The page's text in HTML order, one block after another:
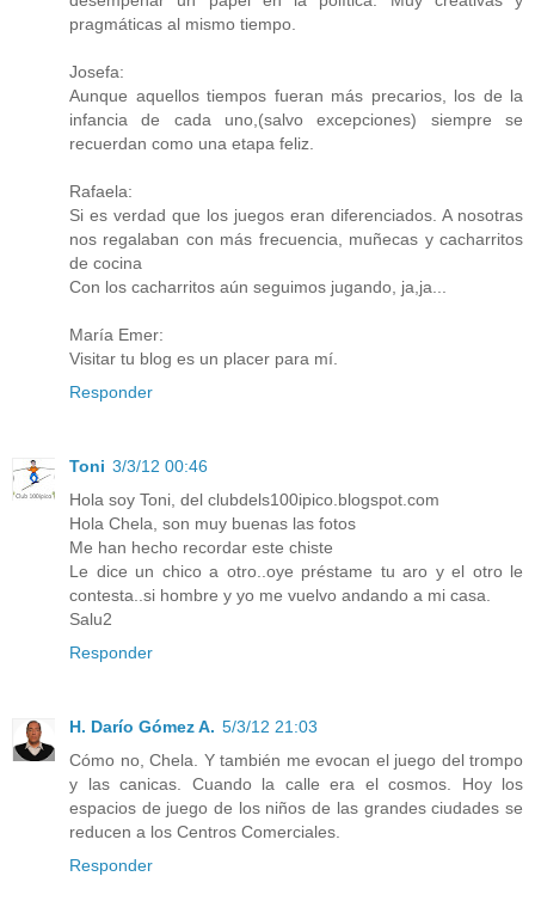
pragmáticas al mismo tiempo.
Josefa:
Aunque aquellos tiempos fueran más precarios, los de la
infancia de cada uno,(salvo excepciones) siempre se
recuerdan como una etapa feliz.
Rafaela:
Si es verdad que los juegos eran diferenciados. A nosotras
nos regalaban con más frecuencia, muñecas y cacharritos
de cocina
Con los cacharritos aún seguimos jugando, ja,ja...
María Emer:
Visitar tu blog es un placer para mí.
Responder
Toni 3/3/12 00:46
Hola soy Toni, del clubdels100ipico.blogspot.com
Hola Chela, son muy buenas las fotos
Me han hecho recordar este chiste
Le dice un chico a otro..oye préstame tu aro y el otro le
contesta..si hombre y yo me vuelvo andando a mi casa.
Salu2
Responder
H. Darío Gómez A. 5/3/12 21:03
Cómo no, Chela. Y también me evocan el juego del trompo
y las canicas. Cuando la calle era el cosmos. Hoy los
espacios de juego de los niños de las grandes ciudades se
reducen a los Centros Comerciales.
Responder